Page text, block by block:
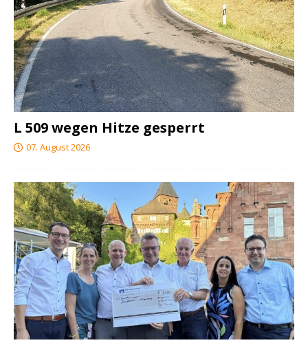
L 509 wegen Hitze gesperrt
07. August 2026